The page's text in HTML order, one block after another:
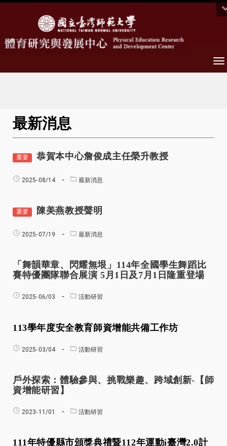
最新消息
重要 恭賀本中心詹俊成主任榮升教授
2025-08/14 最新消息
重要 陳美燕教授聲明
2025-07/19 最新消息
「舞韻華章、閃耀無垠」114年全國學生舞蹈比
賽特優團隊聯合展演 5月1日及7月1日隆重登場
2025-06/03 活動研習
113學年度安全教育師資增能共備工作坊
2025-03/04 活動研習
戶外探索：體驗參與、挑戰樂趣、跨域創新- 【 師
資增能研習 】
2023- 11/01 活動研習
111年特優縣市頒獎典禮暨112年運動i臺灣2.0計